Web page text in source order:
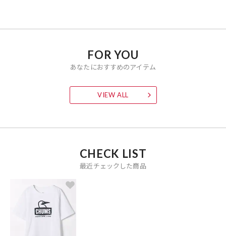
1983年、CHUMSは一人のリバーガイドによって生まれました。ガイ
サングラスを固定するメガネストラップ「CHUMSオリジナルリテイ
られて、フレンドリーなものをこれからもつくっていきたいと考えて
FOR YOU
あなたにおすすめのアイテム
VIEW ALL
CHECK LIST
最近チェックした商品